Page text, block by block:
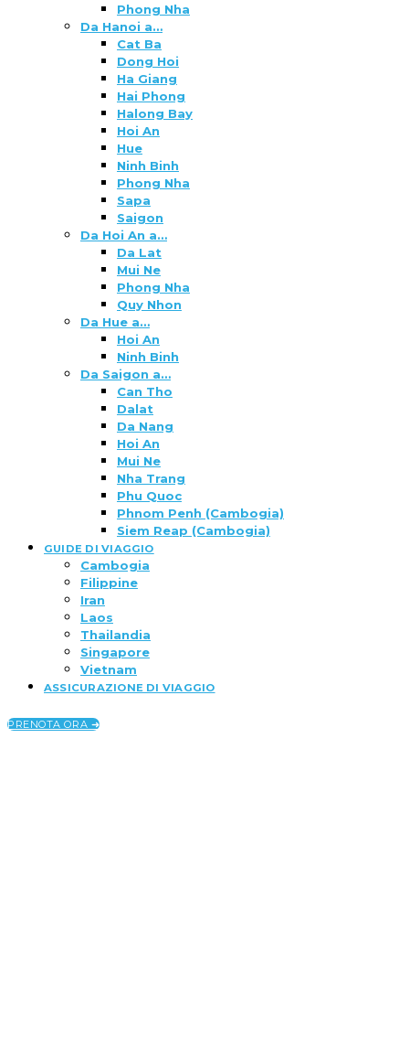
Phong Nha
Da Hanoi a…
Cat Ba
Dong Hoi
Ha Giang
Hai Phong
Halong Bay
Hoi An
Hue
Ninh Binh
Phong Nha
Sapa
Saigon
Da Hoi An a…
Da Lat
Mui Ne
Phong Nha
Quy Nhon
Da Hue a…
Hoi An
Ninh Binh
Da Saigon a…
Can Tho
Dalat
Da Nang
Hoi An
Mui Ne
Nha Trang
Phu Quoc
Phnom Penh (Cambogia)
Siem Reap (Cambogia)
GUIDE DI VIAGGIO
Cambogia
Filippine
Iran
Laos
Thailandia
Singapore
Vietnam
ASSICURAZIONE DI VIAGGIO
PRENOTA ORA ➜